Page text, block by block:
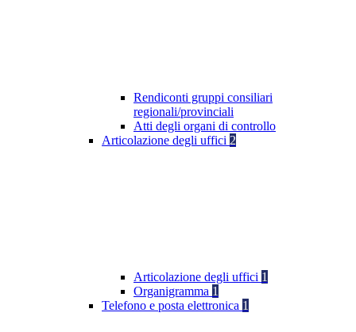
Rendiconti gruppi consiliari
regionali/provinciali
Atti degli organi di controllo
Articolazione degli uffici 2
Articolazione degli uffici 1
Organigramma 1
Telefono e posta elettronica 1